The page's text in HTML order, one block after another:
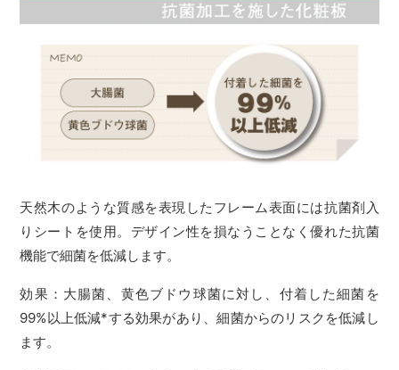
天然木のような質感を表現したフレーム表面には抗菌剤入
りシートを使用。デザイン性を損なうことなく優れた抗菌
機能で細菌を低減します。
効果：大腸菌、黄色ブドウ球菌に対し、付着した細菌を
99%以上低減*する効果があり、細菌からのリスクを低減し
ます。